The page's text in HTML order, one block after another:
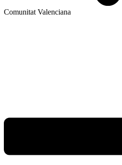
Comunitat Valenciana